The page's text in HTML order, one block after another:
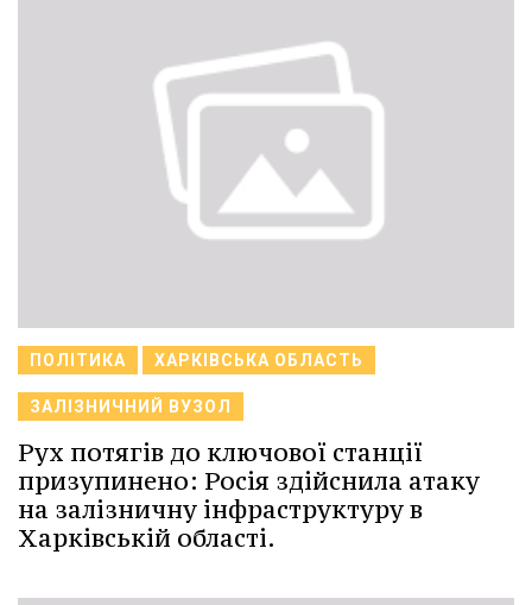
ПОЛІТИКА ХАРКІВСЬКА ОБЛАСТЬ
ЗАЛІЗНИЧНИЙ ВУЗОЛ
Рух потягів до ключової станції
призупинено: Росія здійснила атаку
на залізничну інфраструктуру в
Харківській області.